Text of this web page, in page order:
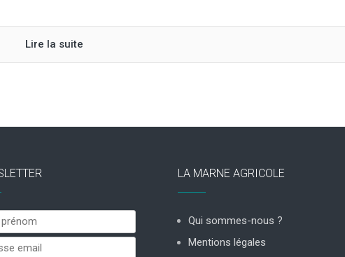
Lire la suite
LA MARNE AGRICOLE
Qui sommes-nous ?
Mentions légales